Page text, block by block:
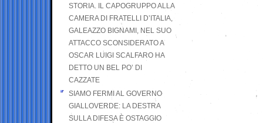
STORIA. IL CAPOGRUPPO ALLA
CAMERA DI FRATELLI D’ITALIA,
GALEAZZO BIGNAMI, NEL SUO
ATTACCO SCONSIDERATO A
OSCAR LUIGI SCALFARO HA
DETTO UN BEL PO’ DI
CAZZATE
SIAMO FERMI AL GOVERNO
GIALLOVERDE: LA DESTRA
SULLA DIFESA È OSTAGGIO